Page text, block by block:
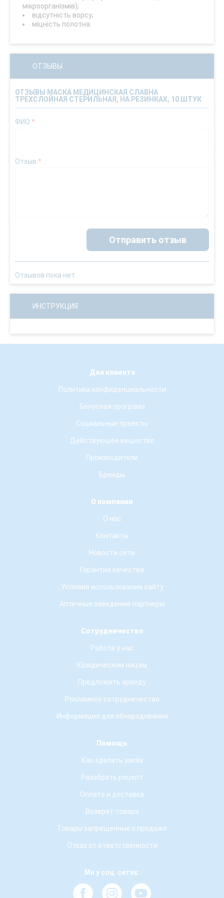
мікроорганізмів);
відсутність ворсу;
міцність полотна.
ОТЗЫВЫ
ОТЗЫВЫ МАСКА МЕДИЦИНСКАЯ СЛАВНА
ТРЕХСЛОЙНАЯ СТЕРИЛЬНАЯ, НА РЕЗИНКАХ, 10 ШТУК
ФИО *
Отзыв *
Отправить отзыв
Отзывов пока нет
ИНСТРУКЦИЯ
Для клиента
Политика конфиденциальности
Бонусная програма
Социальные проекты
Действующее вещество
Производители
Бренды
О компании
О нас
Контакты
Новости сети
Гарантия качества
Условия использования сайту
Аптечные заведения-партнеры
Сотрудничество
Работа у нас
Юридическим лицам
Предложить аренду
Рекламное сотруднечество
Информация для обнародования
Помощь
Как зделать заказ
Разобрать рецепт
Оплата и доставка
Возврат товара
Товары запрещенные к продаже
Отказ от ответственности
Ми у соц. сетях: